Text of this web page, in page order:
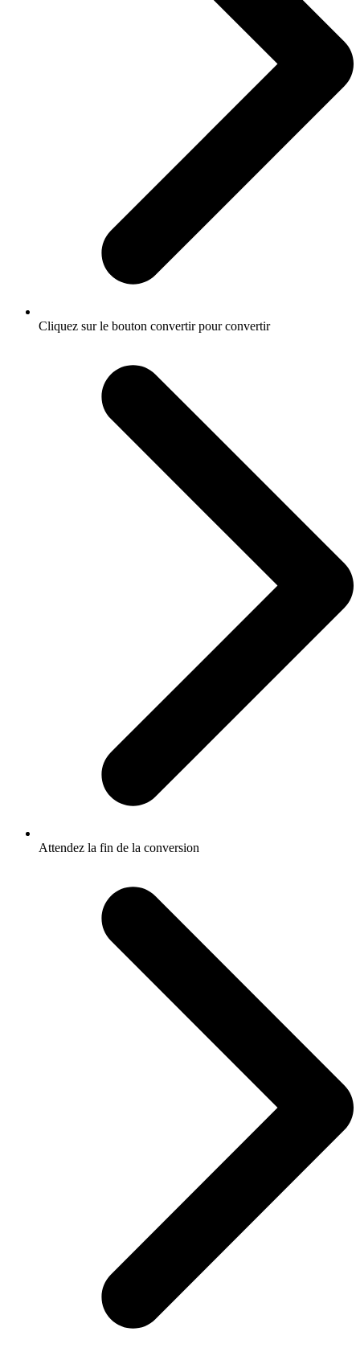
Cliquez sur le bouton convertir pour convertir
Attendez la fin de la conversion